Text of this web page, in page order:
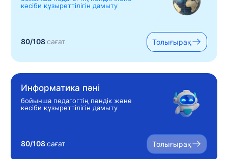
кәсіби құзыреттілігін дамыту
80/108сағат Толығырақ
Информатика пәні
бойынша педагогтің пәндік және
кәсіби құзыреттілігін дамыту
80/108сағат Толығырақ